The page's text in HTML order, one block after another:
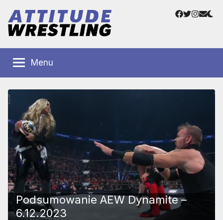
treści
Wrestling
Polska
Wrestlingu
Facebook
Twitter
Menu
Podsumowanie AEW Dynamite –
6.12.2023